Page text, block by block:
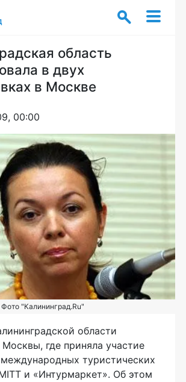
область
в двух
в Москве
00:00
"Калининград.Ru"
области
Москвы, где приняла участие
туристических
и «Интурмаркет». Об этом